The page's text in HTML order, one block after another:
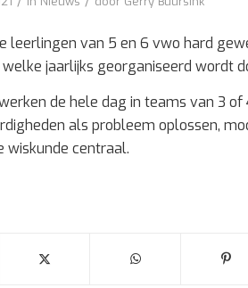
leerlingen van 5 en 6 vwo hard
jaarlijks georganiseerd wordt
de hele dag in teams van 3
als probleem oplossen,
wiskunde centraal.